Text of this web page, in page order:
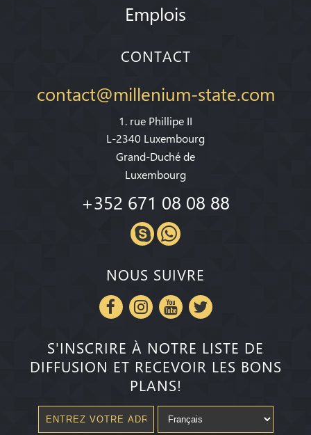
Emplois
CONTACT
contact@millenium-state.com
1. rue Phillipe II
L-2340 Luxembourg
Grand-Duché de
Luxembourg
+352 671 08 08 88
NOUS SUIVRE
S'INSCRIRE À NOTRE LISTE DE
DIFFUSION ET RECEVOIR LES BONS
PLANS!